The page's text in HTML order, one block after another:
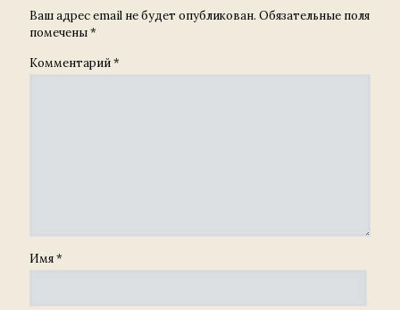
Ваш адрес email не будет опубликован. Обязательные поля
помечены*
Комментарий*
Имя*